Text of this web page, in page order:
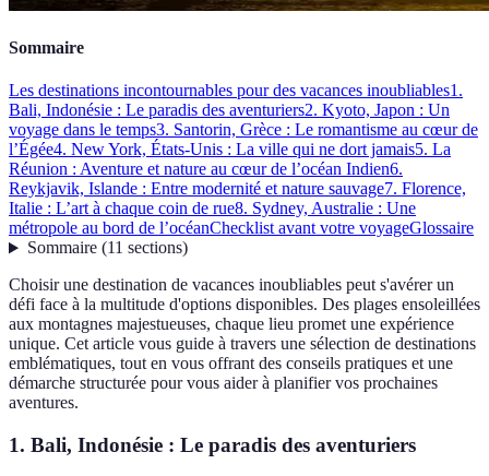
Sommaire
Les destinations incontournables pour des vacances inoubliables1.
Bali, Indonésie : Le paradis des aventuriers2. Kyoto, Japon : Un
voyage dans le temps3. Santorin, Grèce : Le romantisme au cœur de
l’Égée4. New York, États-Unis : La ville qui ne dort jamais5. La
Réunion : Aventure et nature au cœur de l’océan Indien6.
Reykjavik, Islande : Entre modernité et nature sauvage7. Florence,
Italie : L’art à chaque coin de rue8. Sydney, Australie : Une
métropole au bord de l’océanChecklist avant votre voyageGlossaire
Sommaire(11 sections)
Choisir une destination de vacances inoubliables peut s'avérer un
défi face à la multitude d'options disponibles. Des plages ensoleillées
aux montagnes majestueuses, chaque lieu promet une expérience
unique. Cet article vous guide à travers une sélection de destinations
emblématiques, tout en vous offrant des conseils pratiques et une
démarche structurée pour vous aider à planifier vos prochaines
aventures.
1. Bali, Indonésie : Le paradis des aventuriers